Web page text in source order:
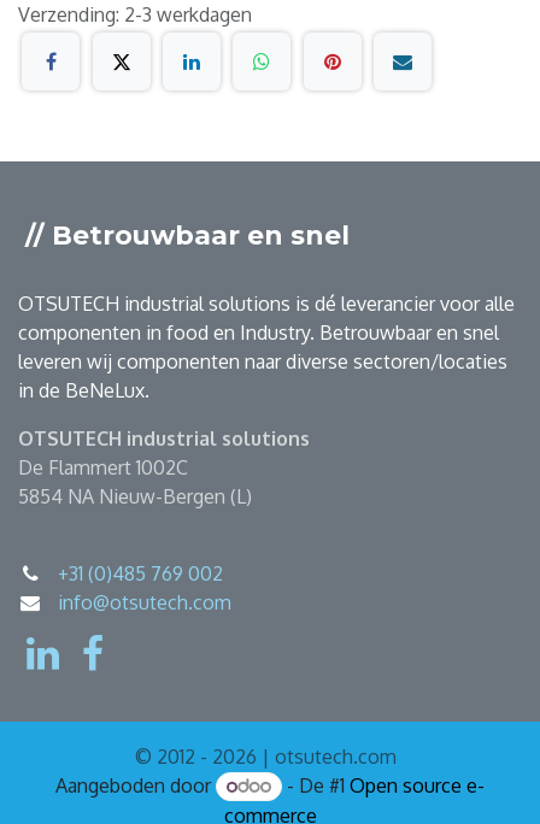
Verzending: 2-3 werkdagen
// Betrouwbaar en snel
OTSUTECH industrial solutions is dé leverancier voor alle
componenten in food en Industry. Betrouwbaar en snel
leveren wij componenten naar diverse sectoren/locaties
in de BeNeLux.
OTSUTECH industrial solutions
De Flammert 1002C
5854 NA Nieuw-Bergen (L)
+31 (0)485 769 002
info@otsutech.com
© 2012 - 2026 | otsutech.com
Aangeboden door
- De #1 Open source e-
commerce